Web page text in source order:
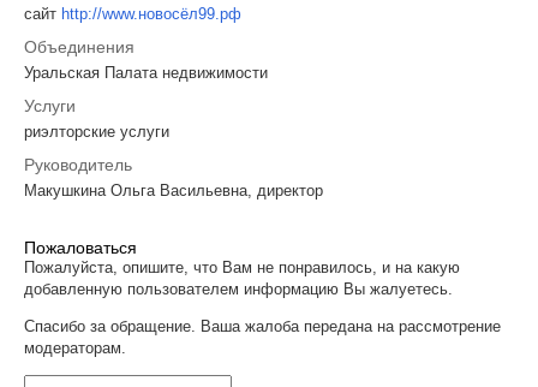
сайт http://www.новосёл99.рф
Объединения
Уральская Палата недвижимости
Услуги
риэлторские услуги
Руководитель
Макушкина Ольга Васильевна, директор
Пожаловаться
Пожалуйста, опишите, что Вам не понравилось, и на какую
добавленную пользователем информацию Вы жалуетесь.
Спасибо за обращение. Ваша жалоба передана на рассмотрение
модераторам.